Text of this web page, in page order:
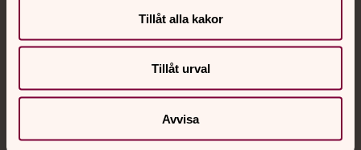
Tillåt alla kakor
Tillåt urval
Avvisa
Lediga jobb
Act Svenska kyrkan
Svenska kyrkan i utlandet